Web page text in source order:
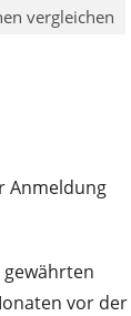
vergleichen
Anmeldung
vor der